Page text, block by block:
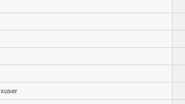
xuser